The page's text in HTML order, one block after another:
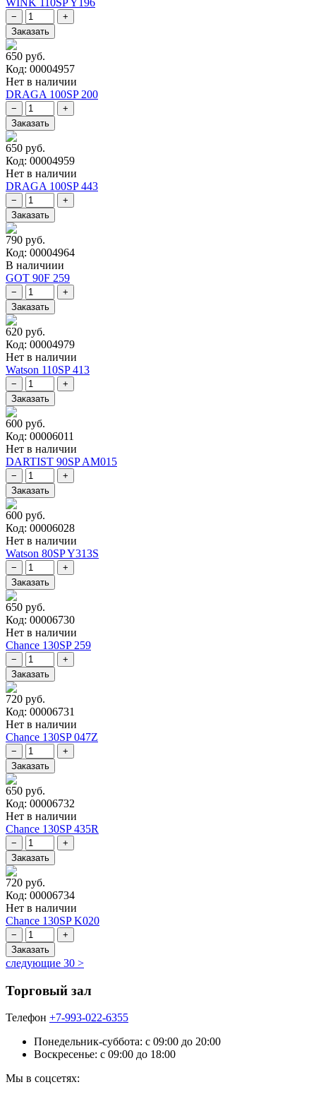
WINK 110SP Y196
650 руб.
Код: 00004957
Нет в наличии
DRAGA 100SP 200
650 руб.
Код: 00004959
Нет в наличии
DRAGA 100SP 443
790 руб.
Код: 00004964
В наличиии
GOT 90F 259
620 руб.
Код: 00004979
Нет в наличии
Watson 110SP 413
600 руб.
Код: 00006011
Нет в наличии
DARTIST 90SP AM015
600 руб.
Код: 00006028
Нет в наличии
Watson 80SP Y313S
650 руб.
Код: 00006730
Нет в наличии
Chance 130SP 259
720 руб.
Код: 00006731
Нет в наличии
Chance 130SP 047Z
650 руб.
Код: 00006732
Нет в наличии
Chance 130SP 435R
720 руб.
Код: 00006734
Нет в наличии
Chance 130SP K020
следующие 30 >
Торговый зал
Телефон +7-993-022-6355
Понедельник-суббота: c 09:00 до 20:00
Воскресенье: с 09:00 до 18:00
Мы в соцсетях: